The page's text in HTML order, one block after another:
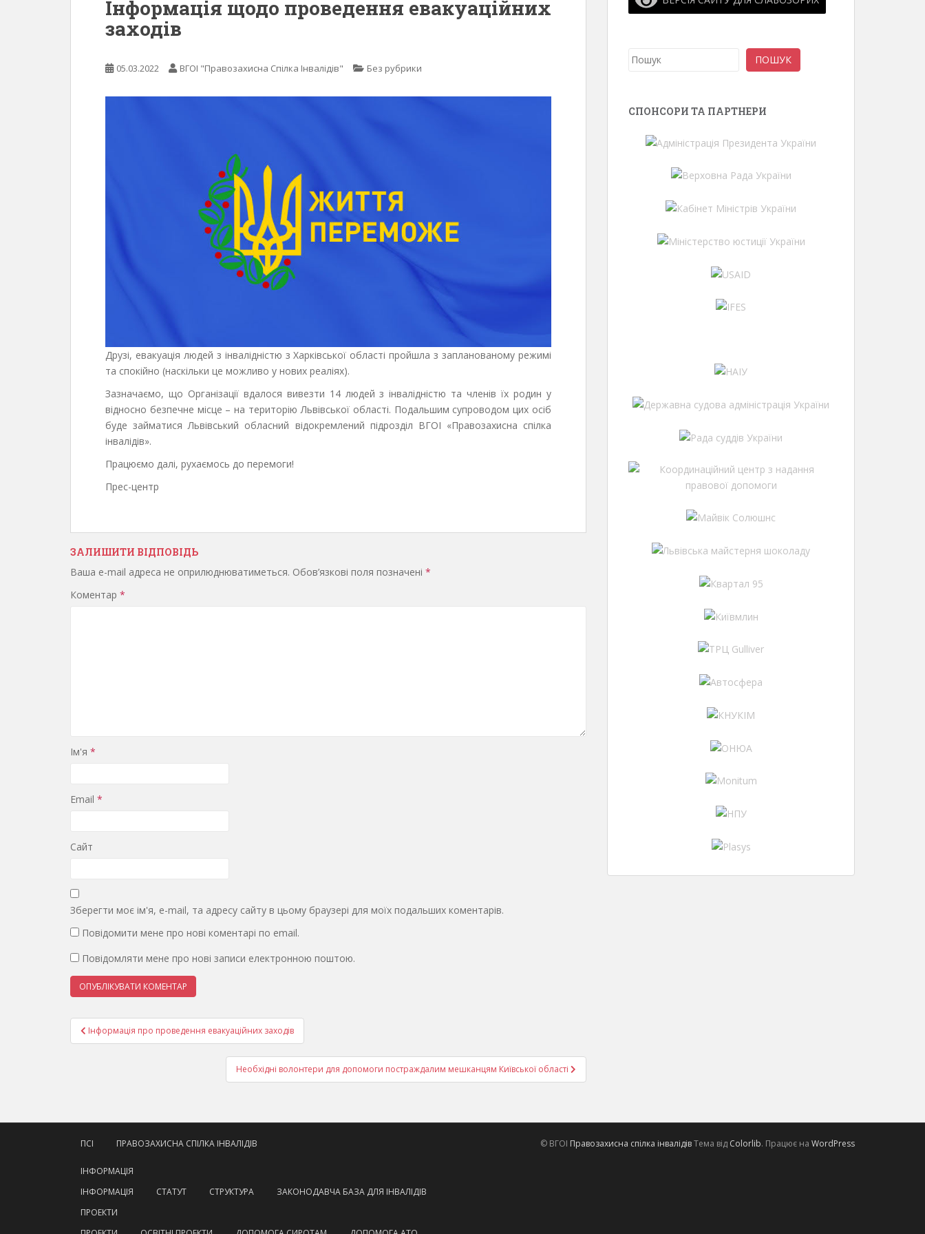
Інформація щодо проведення евакуаційних
заходів
05.03.2022 ВГОІ "Правозахисна Спілка Інвалідів" Без рубрики
Друзі, евакуація людей з інвалідністю з Харківської області пройшла з запланованому режимі
та спокійно (наскільки це можливо у нових реаліях).
Зазначаємо, що Організації вдалося вивезти 14 людей з інвалідністю та членів їх родин у
відносно безпечне місце – на територію Львівської області. Подальшим супроводом цих осіб
буде займатися Львівський обласний відокремлений підрозділ ВГОІ «Правозахисна спілка
інвалідів».
Працюємо далі, рухаємось до перемоги!
Прес-центр
ЗАЛИШИТИ ВІДПОВІДЬ
Ваша e-mail адреса не оприлюднюватиметься. Обов’язкові поля позначені *
Коментар *
Ім'я *
Email *
Сайт
Зберегти моє ім'я, e-mail, та адресу сайту в цьому браузері для моїх подальших коментарів.
Повідомити мене про нові коментарі по email.
Повідомляти мене про нові записи електронною поштою.
Навігація
записів
Інформація про проведення евакуаційних заходів
Необхідні волонтери для допомоги постраждалим мешканцям Київської області
Пошук ПОШУК
СПОНСОРИ ТА ПАРТНЕРИ
ПСІ ПРАВОЗАХИСНА СПІЛКА ІНВАЛІДІВ
ІНФОРМАЦІЯ
ІНФОРМАЦІЯ
СТАТУТ СТРУКТУРА
ЗАКОНОДАВЧА БАЗА ДЛЯ ІНВАЛІДІВ
ПРОЕКТИ
© ВГОІ Правозахисна спілка інвалідівТема від Colorlib. Працює на WordPress